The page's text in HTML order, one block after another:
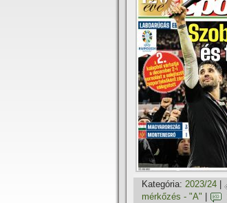
Kategória: 2023/24
mérkőzés - "A"